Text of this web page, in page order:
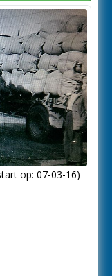
op: 07-03-16)